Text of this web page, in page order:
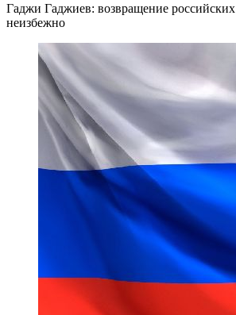
Гаджи Гаджиев: возвращение
неизбежно